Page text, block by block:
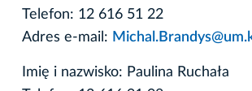
Telefon: 12 616 51 22
Adres e-mail:
Imię i nazwisko: Paulina Ruchała